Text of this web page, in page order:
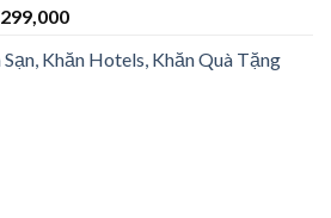
299,000
Sạn, Khăn Hotels, Khăn Quà Tặng